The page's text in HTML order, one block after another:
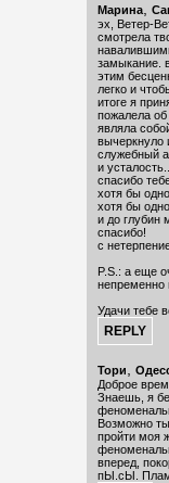
Марина,
эх, Ветер-
смотрела
замыкание.
этим
легко и
итоге я
пожалела
являла
вычеркнуло
служебный
и усталость...
спасибо
хотя бы
хотя бы
и до глубин
спасибо!
с
P.S.: а еще
непременно
Удачи тебе
Тори,
Доброе
Знаешь, я
Возможно
пройти моя
вперед,
пЫ.сЫ.